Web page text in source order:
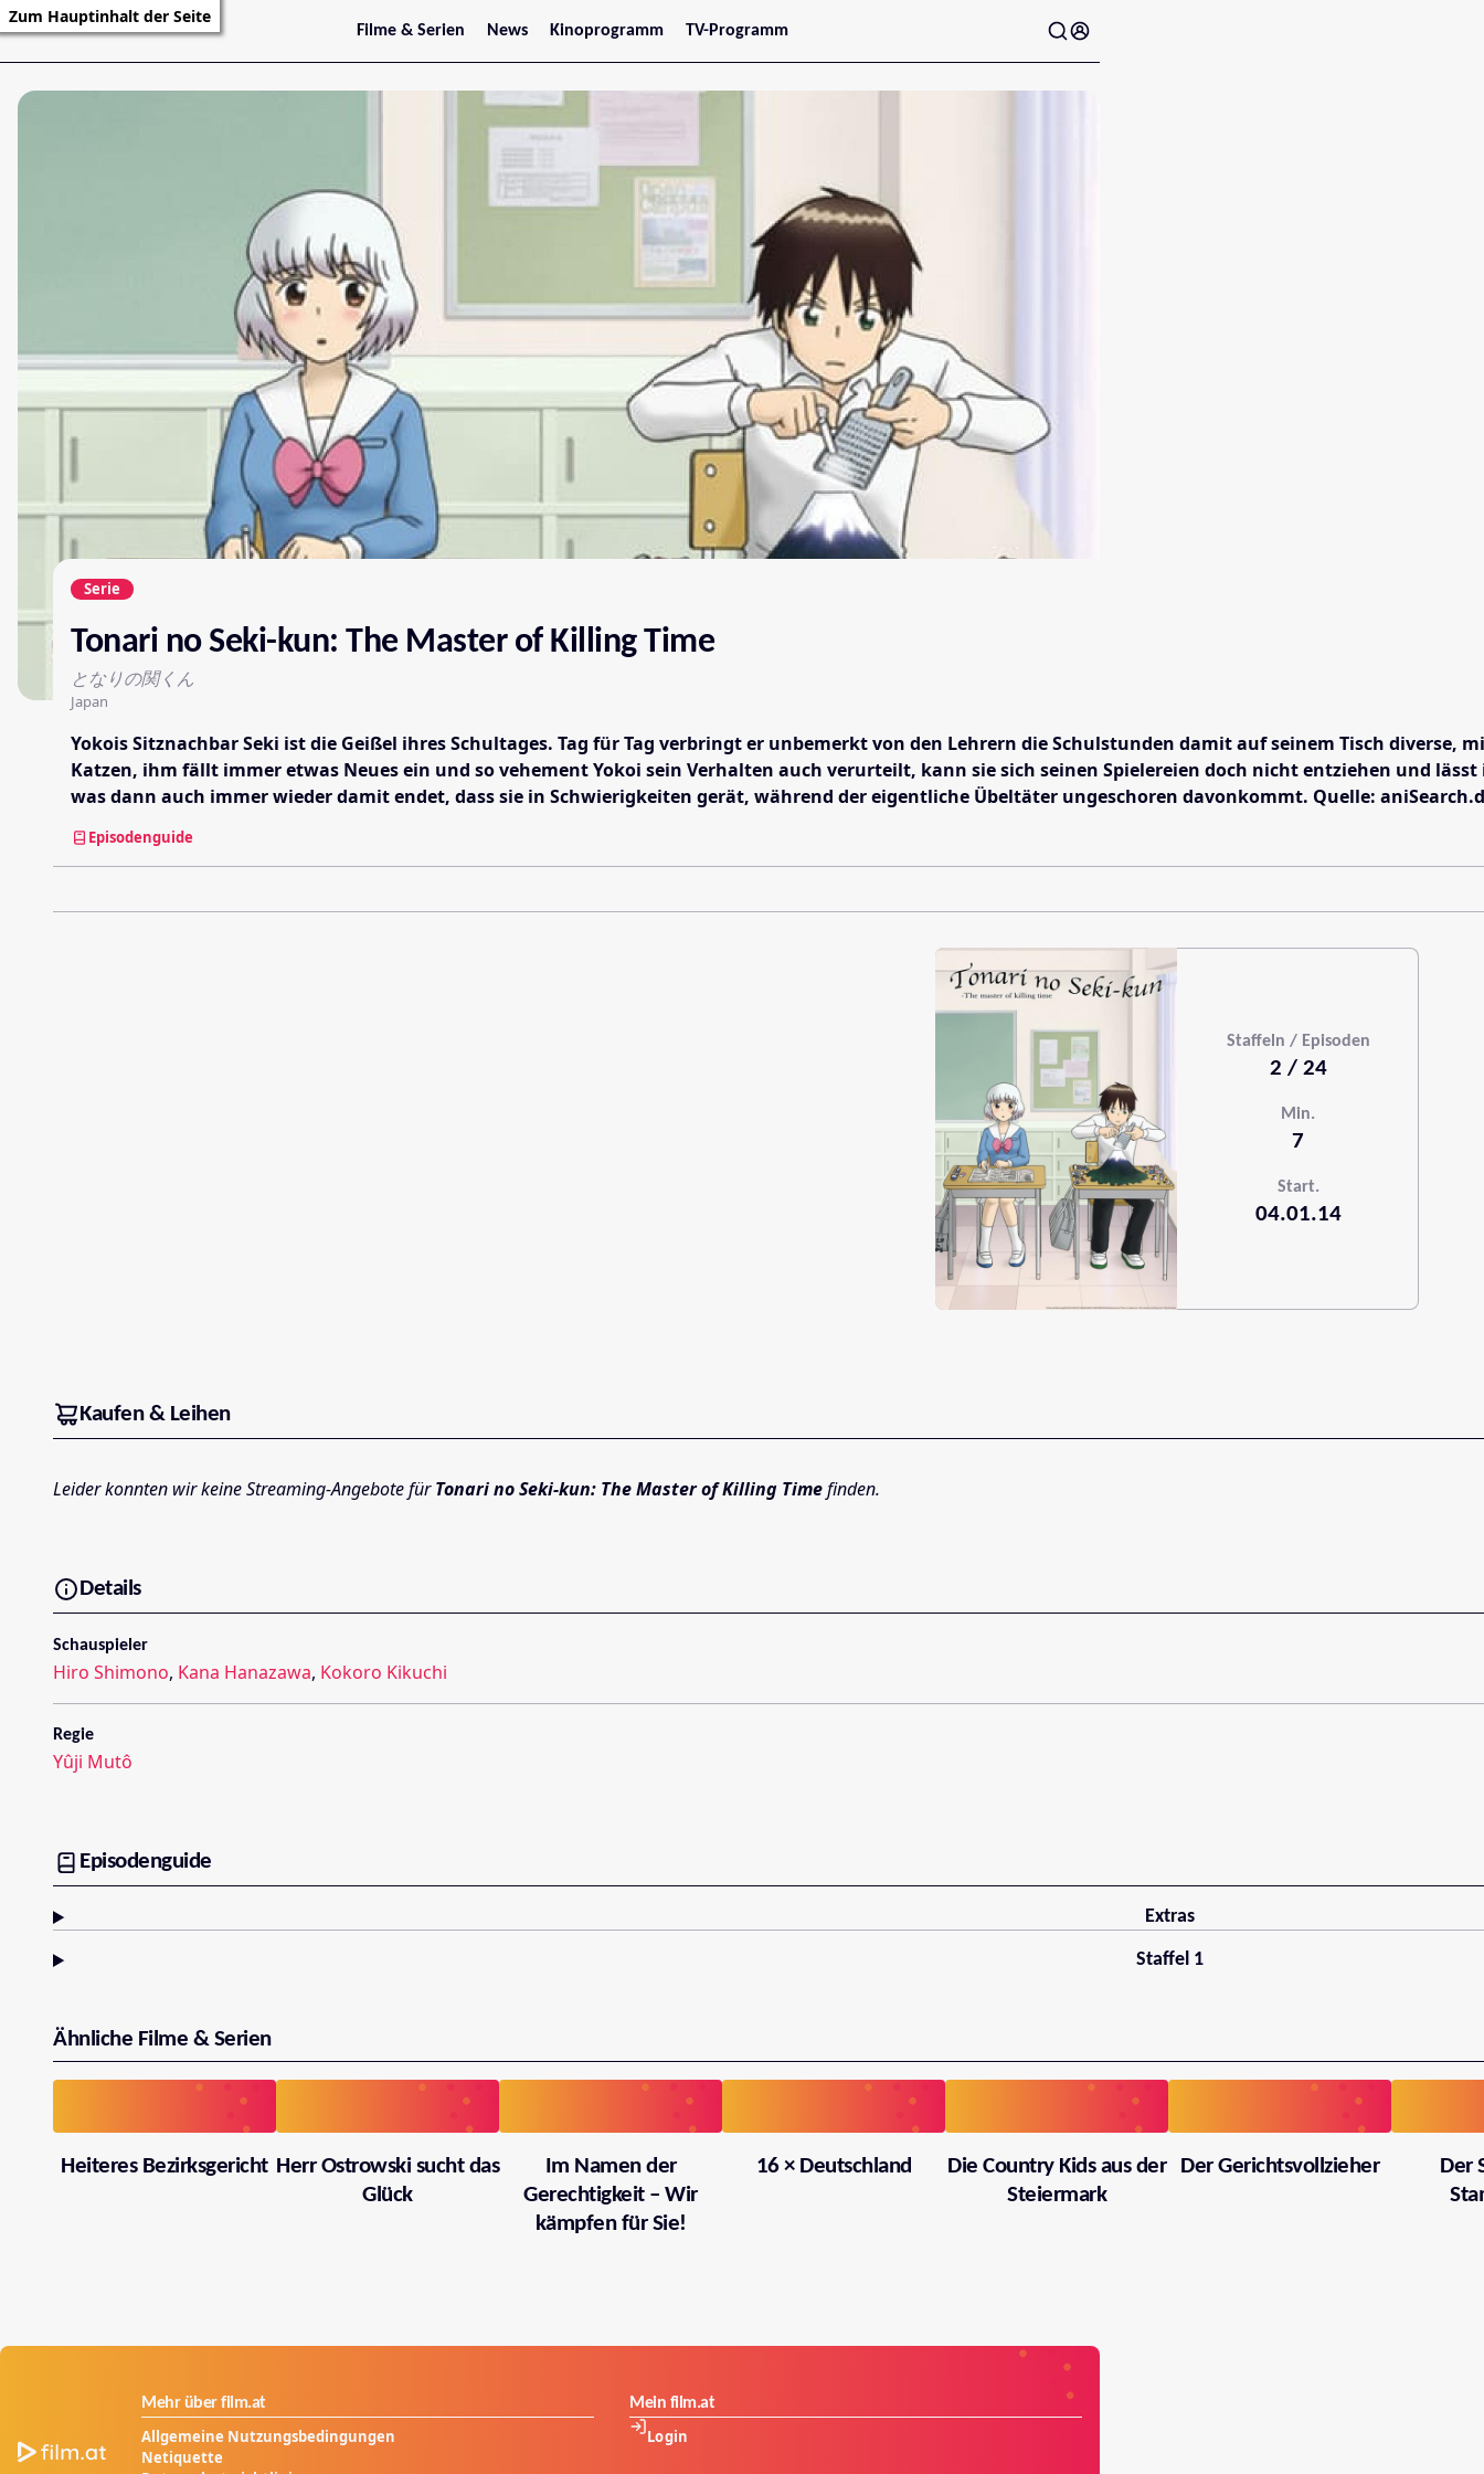
Zum Hauptinhalt der Seite
Filme & Serien
Trailer
News
Stars
Kinoprogramm
Jetzt im Kino
Wien
Niederösterreich
Steiermark
Kärnten
TV-Programm
Serie
Tonari no Seki-kun: The Master of Killing Time
となりの関くん
Japan
Yokois Sitznachbar Seki ist die Geißel ihres Schultages. Tag für Tag verbringt er unbemerkt von den Lehrern die Schulstunden damit auf seinem Tisch diverse,
Katzen, ihm fällt immer etwas Neues ein und so vehement Yokoi sein Verhalten auch verurteilt, kann sie sich seinen Spielereien doch nicht entziehen und
was dann auch immer wieder damit endet, dass sie in Schwierigkeiten gerät, während der eigentliche Übeltäter ungeschoren davonkommt. Quelle:
Episodenguide
Staffeln / Episoden
2 / 24
Min.
7
Start.
04.01.14
Kaufen & Leihen
Leider konnten wir keine Streaming-Angebote fürTonari no Seki-kun: The Master of Killing Timefinden.
Details
Schauspieler
Hiro Shimono, Kana Hanazawa, Kokoro Kikuchi
Regie
Yûji Mutô
Episodenguide
Extras
Staffel 1
Ähnliche Filme & Serien
Heiteres Bezirksgericht Herr Ostrowski sucht das
Glück
Im Namen der
Gerechtigkeit – Wir
kämpfen für Sie!
16 × Deutschland
Die Country Kids aus der
Steiermark
Der Gerichtsvollzieher
Der
Mehr über film.at
Allgemeine Nutzungsbedingungen
Netiquette
Mein film.at
Login